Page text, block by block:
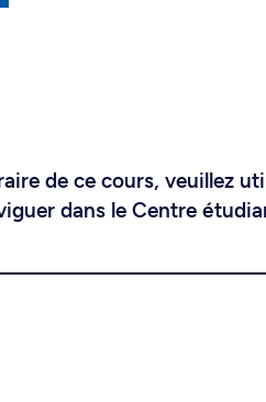
de ce cours, veuillez
dans le Centre